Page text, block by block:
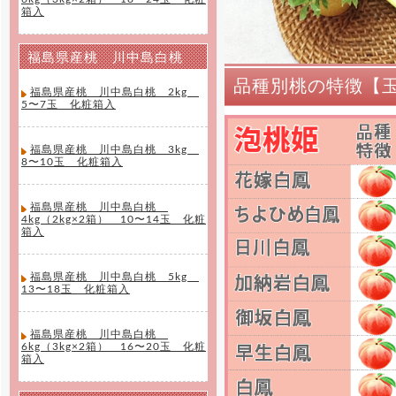
品種別桃の特徴【
箱入
福島県産桃 川中島白桃
福島県産桃 川中島白桃 2kg
5〜7玉 化粧箱入
福島県産桃 川中島白桃 3kg
8〜10玉 化粧箱入
福島県産桃 川中島白桃
4kg（2kg×2箱） 10〜14玉 化粧
箱入
福島県産桃 川中島白桃 5kg
13〜18玉 化粧箱入
福島県産桃 川中島白桃
6kg（3kg×2箱） 16〜20玉 化粧
箱入